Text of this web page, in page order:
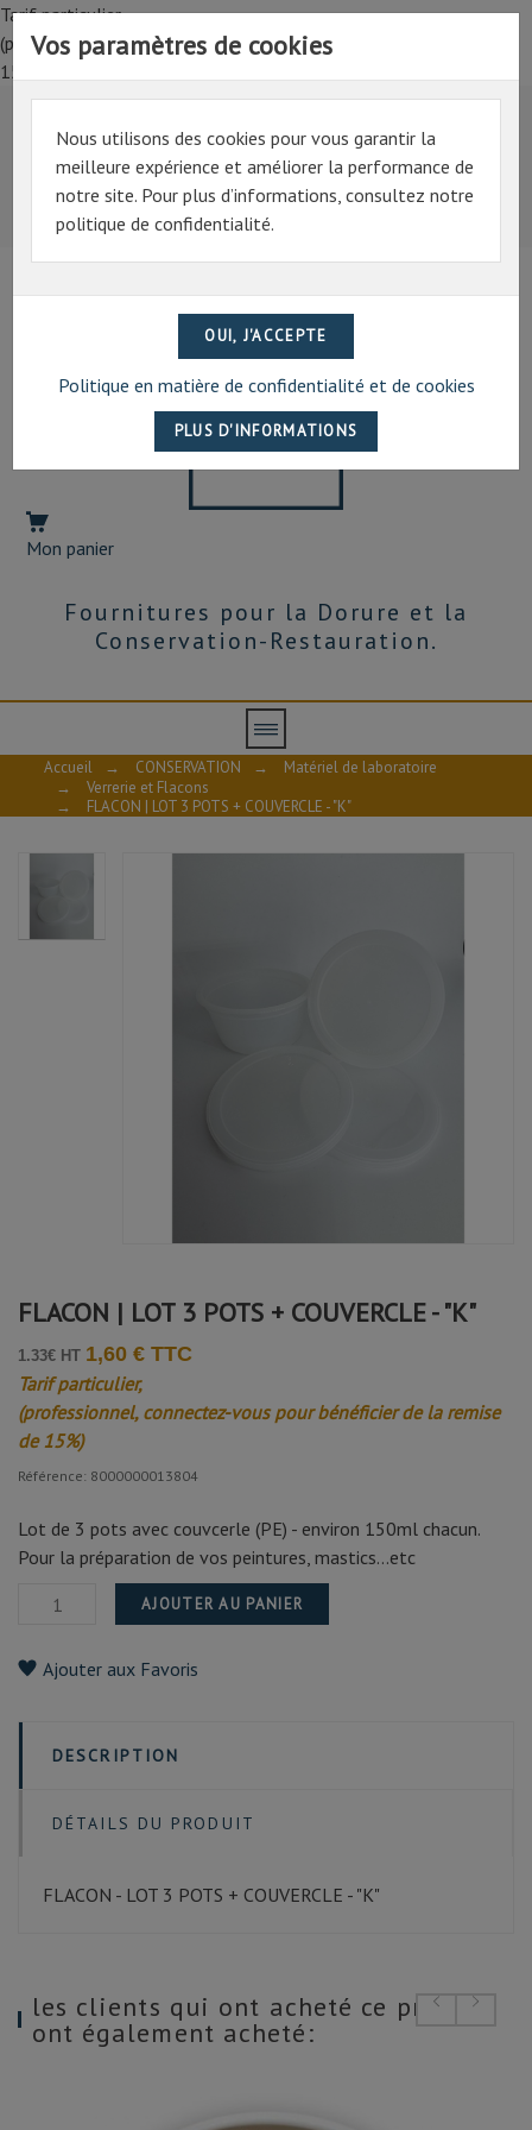
Tarif particulier,
(professionnel, connectez-vous pour bénéficier de la remise de
15%)
Tarif particulier,
(professionnel, connectez-vous pour bénéficier de la
remise de 15%)
07 69 94 13 47
Mon panier
Fournitures pour la Dorure et la
Conservation-Restauration.
Vos paramètres de cookies
Nous utilisons des cookies pour vous garantir la
meilleure expérience et améliorer la performance de
notre site. Pour plus d’informations, consultez notre
politique de confidentialité.
Politique en matière de confidentialité et de cookies
Accueil → CONSERVATION →
Matériel de laboratoire
→
Verrerie et Flacons
→
FLACON | LOT 3 POTS + COUVERCLE - "K"
FLACON | LOT 3 POTS + COUVERCLE - "K"
1.33€ HT 1,60 € TTC
Tarif particulier,
(professionnel, connectez-vous pour bénéficier de la remise
de 15%)
Référence: 8000000013804
Lot de 3 pots avec couvcerle (PE) - environ 150ml chacun.
Pour la préparation de vos peintures, mastics...etc
AJOUTER AU PANIER
Ajouter aux Favoris
DESCRIPTION
DÉTAILS DU PRODUIT
FLACON - LOT 3 POTS + COUVERCLE - "K"
les clients qui ont acheté ce produit
ont également acheté: